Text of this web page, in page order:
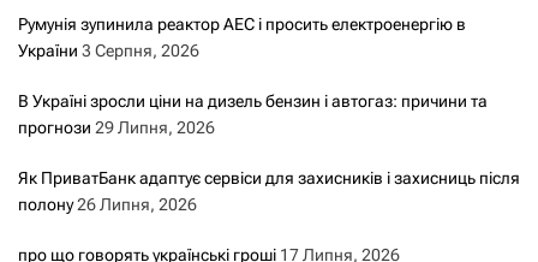
Румунія зупинила реактор АЕС і просить електроенергію в
України 3 Серпня, 2026
В Україні зросли ціни на дизель бензин і автогаз: причини та
прогнози 29 Липня, 2026
Як ПриватБанк адаптує сервіси для захисників і захисниць після
полону26 Липня, 2026
про що говорять українські гроші 17 Липня, 2026